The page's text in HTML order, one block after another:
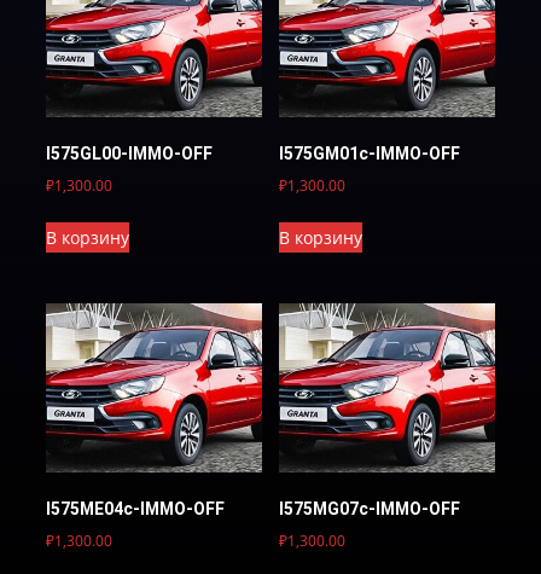
I575GL00-IMMO-OFF
₽1,300.00
В корзину
I575GM01c-IMMO-OFF
₽1,300.00
В корзину
I575ME04c-IMMO-OFF
₽1,300.00
I575MG07c-IMMO-OFF
₽1,300.00